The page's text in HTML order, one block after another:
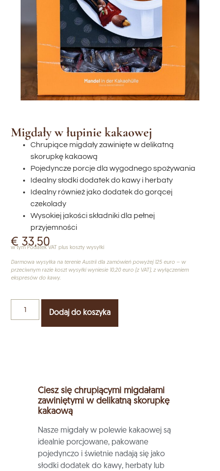
Migdały w łupinie kakaowej
Chrupiące migdały zawinięte w delikatną
skorupkę kakaową
Pojedyncze porcje dla wygodnego spożywania
Idealny słodki dodatek do kawy i herbaty
Idealny również jako dodatek do gorącej
czekolady
Wysokiej jakości składniki dla pełnej
przyjemności
€ 33,50
w tym Podatek VAT plus koszty wysyłki
Darmowa wysyłka na terenie Austrii dla zamówień powyżej 125 euro – w
przeciwnym razie koszt wysyłki wyniesie 10,20 euro (z VAT), z wyłączeniem
ekspresów do kawy.
Dodaj do koszyka
Ciesz się chrupiącymi migdałami
zawiniętymi w delikatną skorupkę
kakaową
Nasze migdały w polewie kakaowej są
idealnie porcjowane, pakowane
pojedynczo i świetnie nadają się jako
słodki dodatek do kawy, herbaty lub